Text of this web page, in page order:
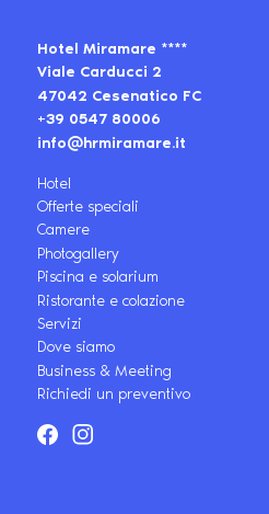
Hotel Miramare ****
Viale Carducci 2
47042 Cesenatico FC
+39 0547 80006
info@hrmiramare.it
Hotel
Offerte speciali
Camere
Photogallery
Piscina e solarium
Ristorante e colazione
Servizi
Dove siamo
Business & Meeting
Richiedi un preventivo